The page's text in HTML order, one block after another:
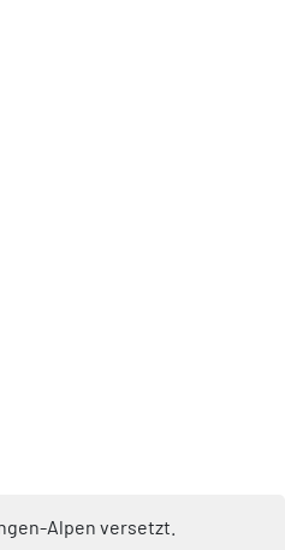
Alpen versetzt.